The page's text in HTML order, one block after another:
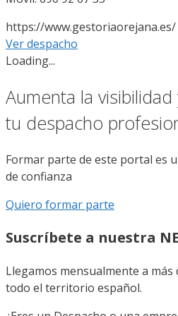
https://www.gestoriaorejana.es/
Ver despacho
Loading...
Aumenta la
tu despacho
Formar parte de este portal es
de confianza
Quiero formar parte
Suscríbete a nuestra
Llegamos mensualmente a más
todo el territorio español.